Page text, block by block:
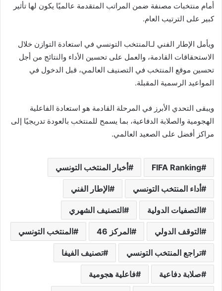
أمام منتخبات مصنفة ضمن المراتب المتقدمة عالميًا يكون لها تأثير
كبير على الترتيب العام.
ويأمل الإطار الفني لـالمنتخب التونسي في استعادة التوازن خلال
الاستحقاقات القادمة، والعمل على تحسين الأداء والنتائج من أجل
تحسين موقع المنتخب في التصنيف العالمي، قبل الدخول في
المواعيد الرسمية المقبلة.
ويبقى التحدي الأبرز في المرحلة القادمة هو استعادة الفاعلية
الهجومية والصلابة الدفاعية، بما يسمح للمنتخب بالعودة تدريجيًا إلى
مراكز أفضل على الصعيد العالمي.
FIFA Ranking أخبار المنتخب التونسي
أداء المنتخب التونسي الإطار الفني
التصفيات الدولية التصنيف الشهري
التوقف الدولي المركز 46 المنتخب التونسي
تراجع المنتخب التونسي تصنيف الفيفا
صلابة دفاعية فاعلية هجومية